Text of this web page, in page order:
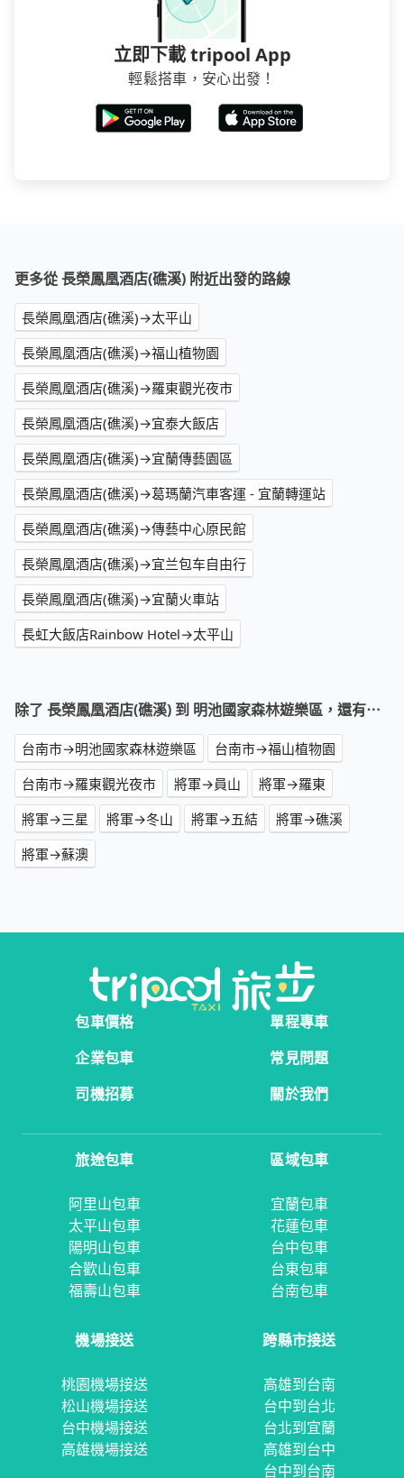
立即下載 tripool App
輕鬆搭車，安心出發！
更多從 長榮鳳凰酒店(礁溪) 附近出發的路線
長榮鳳凰酒店(礁溪)→太平山
長榮鳳凰酒店(礁溪)→福山植物園
長榮鳳凰酒店(礁溪)→羅東觀光夜市
長榮鳳凰酒店(礁溪)→宜泰大飯店
長榮鳳凰酒店(礁溪)→宜蘭傳藝園區
長榮鳳凰酒店(礁溪)→葛瑪蘭汽車客運 - 宜蘭轉運站
長榮鳳凰酒店(礁溪)→傳藝中心原民館
長榮鳳凰酒店(礁溪)→宜兰包车自由行
長榮鳳凰酒店(礁溪)→宜蘭火車站
長虹大飯店Rainbow Hotel→太平山
除了 長榮鳳凰酒店(礁溪) 到 明池國家森林遊樂區，還有⋯
台南市→明池國家森林遊樂區
台南市→福山植物園
台南市→羅東觀光夜市
將軍→員山
將軍→羅東
將軍→三星
將軍→冬山 將軍→五結
將軍→礁溪
將軍→蘇澳
包車價格
單程專車
企業包車
常見問題
司機招募
關於我們
旅途包車
阿里山包車
太平山包車
陽明山包車
合歡山包車
福壽山包車
區域包車
宜蘭包車
花蓮包車
台中包車
台東包車
台南包車
機場接送
桃園機場接送
松山機場接送
台中機場接送
高雄機場接送
跨縣市接送
高雄到台南
台中到台北
台北到宜蘭
高雄到台中
台中到台南